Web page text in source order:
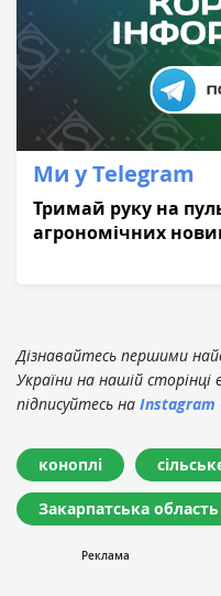
Ми у Telegram
Тримай руку на
агрономічних
Дізнавайтесь першими
України на нашій сторінці
підписуйтесь на Instagram
коноплі
Закарпатська область